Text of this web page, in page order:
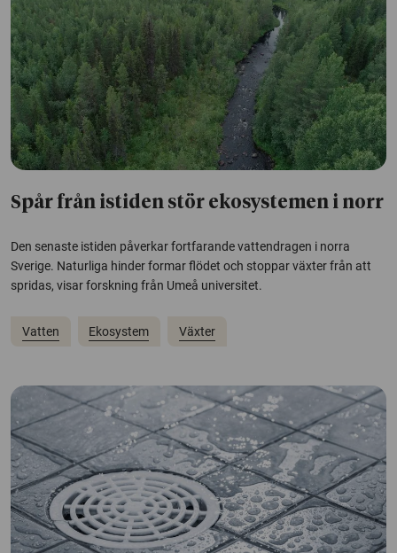
Spår från istiden stör ekosystemen i norr
Den senaste istiden påverkar fortfarande vattendragen i norra
Sverige. Naturliga hinder formar flödet och stoppar växter från att
spridas, visar forskning från Umeå universitet.
Vatten Ekosystem Växter